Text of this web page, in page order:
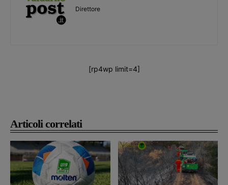
Articoli correlati
Direttore
[rp4wp limit=4]